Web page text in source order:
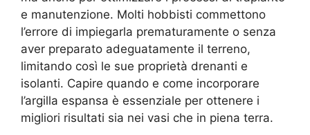
e manutenzione. Molti hobbisti commettono
l’errore di impiegarla prematuramente o senza
aver preparato adeguatamente il terreno,
limitando così le sue proprietà drenanti e
isolanti. Capire quando e come incorporare
l’argilla espansa è essenziale per ottenere i
migliori risultati sia nei vasi che in piena terra.